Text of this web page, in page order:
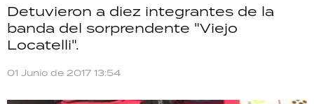
Detuvieron a diez integrantes de la
banda del sorprendente "Viejo
Locatelli".
01 Junio de 2017 13:54
GRAN HERMANO
SALUD
DEPORTES